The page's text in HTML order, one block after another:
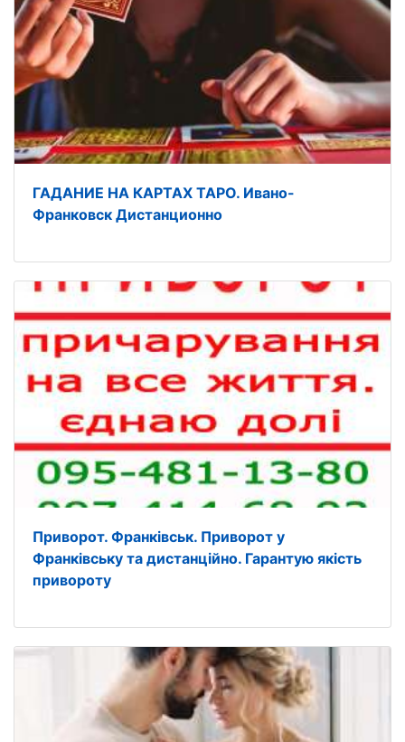
ГАДАНИЕ НА КАРТАХ ТАРО. Ивано-
Франковск Дистанционно
Приворот. Франківськ. Приворот у
Франківську та дистанційно. Гарантую якість
привороту